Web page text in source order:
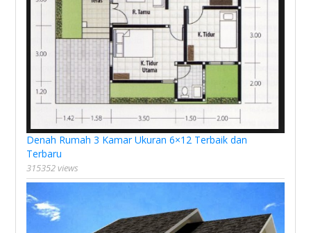
Denah Rumah 3 Kamar Ukuran 6×12 Terbaik dan
Terbaru
315352 views